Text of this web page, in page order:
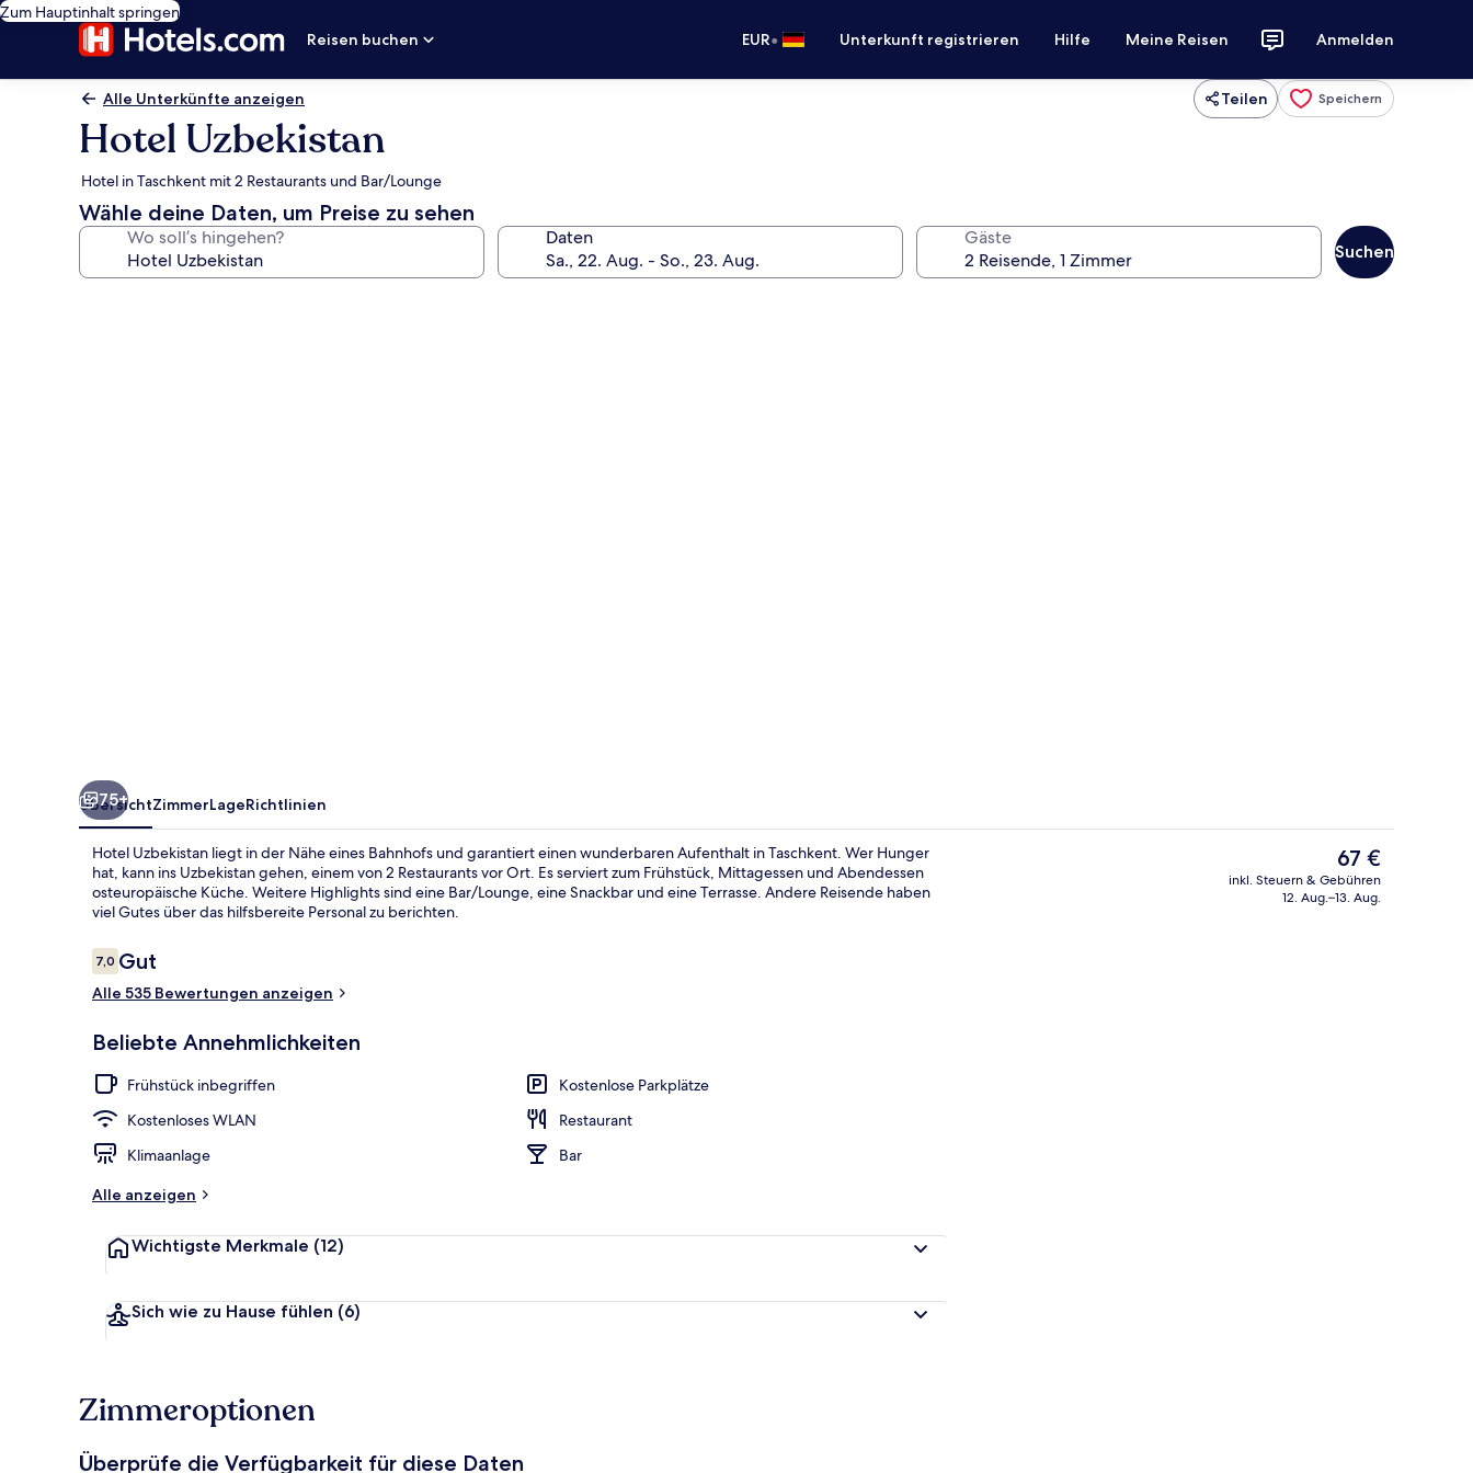
Zum Hauptinhalt springen
Reisen buchen
EUR• Unterkunft registrieren Hilfe Meine Reisen Anmelden
Alle Unterkünfte anzeigen Teilen Speichern
Hotel Uzbekistan
Hotel in Taschkent mit 2 Restaurants und Bar/Lounge
Wähle deine Daten, um Preise zu sehen
Wo soll’s hingehen? Daten Gäste
Suchen
Tägliches inbegriffenes
75+
ÜbersichtZimmerLageRichtlinien
Hotel Uzbekistan liegt in der Nähe eines Bahnhofs und garantiert einen wunderbaren Aufenthalt in Taschkent. Wer Hunger
hat, kann ins Uzbekistan gehen, einem von 2 Restaurants vor Ort. Es serviert zum Frühstück, Mittagessen und Abendessen
osteuropäische Küche. Weitere Highlights sind eine Bar/Lounge, eine Snackbar und eine Terrasse. Andere Reisende haben
viel Gutes über das hilfsbereite Personal zu berichten.
Bewertungen
7,07,0 von 10.
Gut
Alle 535 Bewertungen anzeigen
Beliebte Annehmlichkeiten
Frühstück inbegriffen
Kostenlose Parkplätze
Kostenloses WLAN
Restaurant
Klimaanlage
Bar
Alle anzeigen
Wichtigste Merkmale (12)
Sich wie zu Hause fühlen (6)
Der
aktuelle
Preis
67 €
inkl. Steuern & Gebühren
12. Aug.–13. Aug.
Zimmeroptionen
Überprüfe die Verfügbarkeit für diese Daten